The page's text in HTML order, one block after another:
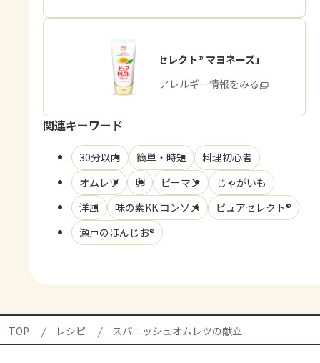
「ピュアセレクト® マヨネーズ」
商品・アレルギー情報をみる
関連キーワード
30分以内 簡単・時短
料理初心者
オムレツ
卵 ピーマン
じゃがいも
洋風
味の素KK コンソメ
ピュアセレクト®
瀬戸のほんじお®
TOP レシピ スパニッシュオムレツの献立